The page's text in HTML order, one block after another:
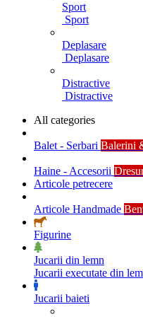
Sport
Sport
Deplasare
Deplasare
Distractive
Distractive
All categories
Balet - Serbari Balerini
Haine - Accesorii
Articole petrecere
Articole Handmade
Figurine
Jucarii din lemn
Jucarii executate din
Jucarii baieti